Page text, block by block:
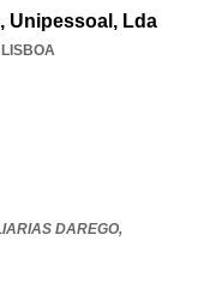
Unipessoal, Lda
LISBOA
DAREGO,